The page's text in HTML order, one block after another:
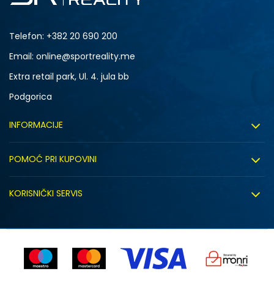
Telefon: +382 20 690 200
Email: online@sportreality.me
Extra retail park, Ul. 4. jula bb
Podgorica
INFORMACIJE
Zapošljavanje
Sindikalna prodaja
Kontakt
Prodavnice
POMOĆ PRI KUPOVINI
Kako kupiti
Uputstvo za registraciju
KORISNIČKI SERVIS
Reklamacije